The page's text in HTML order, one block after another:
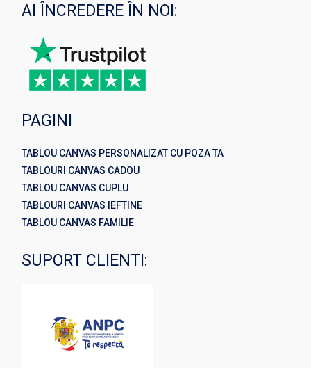
AI ÎNCREDERE ÎN NOI:
PAGINI
TABLOU CANVAS PERSONALIZAT CU POZA TA
TABLOURI CANVAS CADOU
TABLOU CANVAS CUPLU
TABLOURI CANVAS IEFTINE
TABLOU CANVAS FAMILIE
SUPORT CLIENTI: